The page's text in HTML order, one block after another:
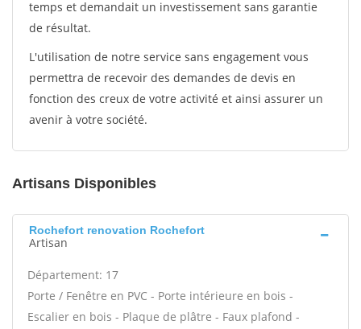
temps et demandait un investissement sans garantie
de résultat.
L'utilisation de notre service sans engagement vous
permettra de recevoir des demandes de devis en
fonction des creux de votre activité et ainsi assurer un
avenir à votre société.
Artisans Disponibles
Rochefort renovation Rochefort
Artisan
Département: 17
Porte / Fenêtre en PVC - Porte intérieure en bois -
Escalier en bois - Plaque de plâtre - Faux plafond -